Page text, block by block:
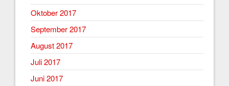
Oktober 2017
September 2017
August 2017
Juli 2017
Juni 2017